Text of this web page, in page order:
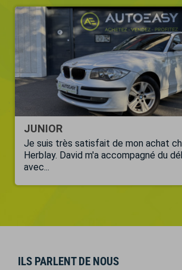
JUNIOR
Je suis très satisfait de mon achat
Herblay. David m'a accompagné du
avec...
ILS PARLENT DE NOUS